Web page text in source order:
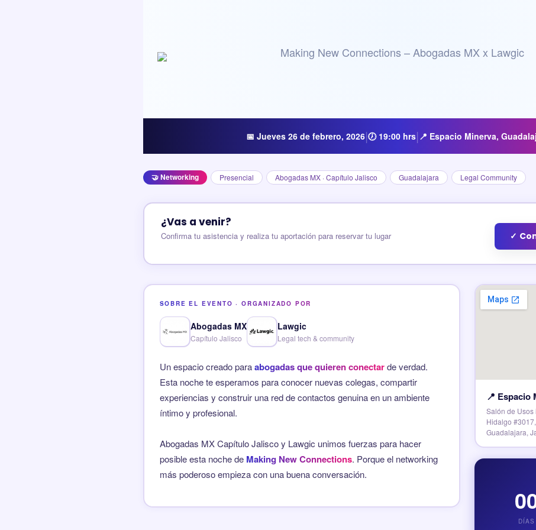
📅 Jueves 26 de febrero, 2026|🕖 19:00 hrs| 📍 Espacio Minerva,
🤝 Networking Presencial Abogadas MX · Capítulo Jalisco Guadalajara Legal Community
¿Vas a venir?
Confirma tu asistencia y realiza tu aportación para reservar tu lugar ✓
SOBRE EL EVENTO · ORGANIZADO POR
Abogadas MX
Capítulo Jalisco
Lawgic
Legal tech & community
Un espacio creado paraabogadas que quieren conectarde verdad.
Esta noche te esperamos para conocer nuevas colegas, compartir
experiencias y construir una red de contactos genuina en un ambiente
íntimo y profesional.
Abogadas MX Capítulo Jalisco y Lawgic unimos fuerzas para hacer
posible esta noche de Making New Connections. Porque el networking
más poderoso empieza con una buena conversación.
📍 Espacio
Salón de Usos
Hidalgo
Guadalajara,
DÍAS